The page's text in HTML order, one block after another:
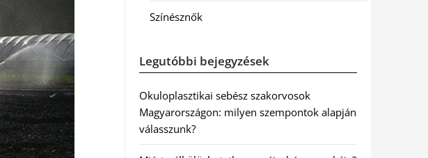
Színésznők
Legutóbbi bejegyzések
Okuloplasztikai sebész szakorvosok
Magyarországon: milyen szempontok alapján
válasszunk?